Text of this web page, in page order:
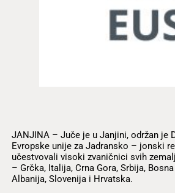
JANJINA – Juče je u Janjini, održan je
Evropske unije za Jadransko – jonski
učestvovali visoki zvaničnici svih
– Grčka, Italija, Crna Gora, Srbija,
Albanija, Slovenija i Hrvatska.